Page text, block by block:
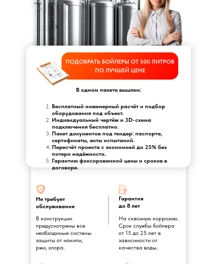
В одном пакете вышлем:
Бесплатный инженерный расчёт и подбор
оборудования под объект.
Индивидуальный чертёж и 3D-схема
подключения бесплатно.
Пакет документов под тендер: паспорта,
сертификаты, акты испытаний.
Пересчёт проекта с экономией до 25% без
потери надёжности.
Гарантию фиксированной цены и сроков в
договоре.
Не требует
обслуживания
В конструкции
предусмотрены все
необходимые системы
защиты от накипи,
ржи, хлора.
Гарантия
до 8 лет
На сквозную коррозию.
Срок службы бойлера
от 15 до 25 лет в
зависимости от
качества воды.
ПОДОБРАТЬ БОЙЛЕРЫ ОТ 500 ЛИТРОВ
ПО ЛУЧШЕЙ ЦЕНЕ